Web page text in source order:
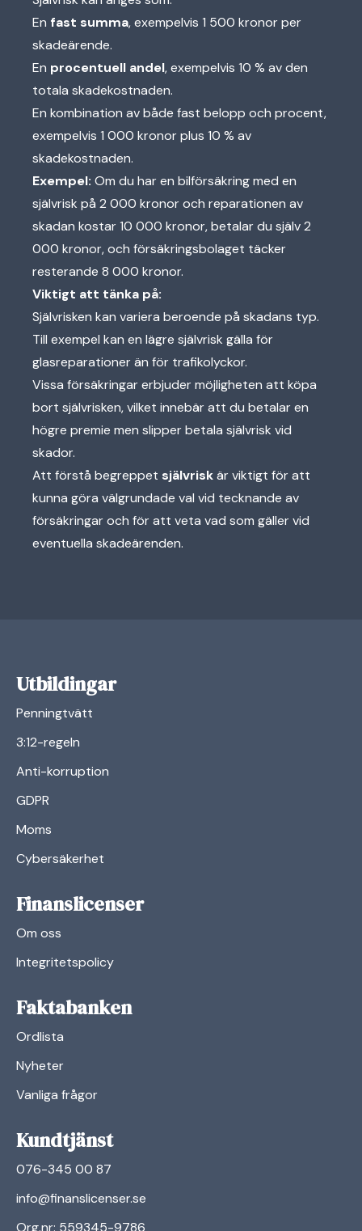
En fast summa, exempelvis 1 500 kronor per
skadeärende.
En procentuell andel, exempelvis 10 % av den
totala skadekostnaden.
En kombination av både fast belopp och procent,
exempelvis 1 000 kronor plus 10 % av
skadekostnaden.
Exempel: Om du har en bilförsäkring med en
självrisk på 2 000 kronor och reparationen av
skadan kostar 10 000 kronor, betalar du själv 2
000 kronor, och försäkringsbolaget täcker
resterande 8 000 kronor.
Viktigt att tänka på:
Självrisken kan variera beroende på skadans typ.
Till exempel kan en lägre självrisk gälla för
glasreparationer än för trafikolyckor.
Vissa försäkringar erbjuder möjligheten att köpa
bort självrisken, vilket innebär att du betalar en
högre premie men slipper betala självrisk vid
skador.
Att förstå begreppet självriskär viktigt för att
kunna göra välgrundade val vid tecknande av
försäkringar och för att veta vad som gäller vid
eventuella skadeärenden.
Utbildingar
Penningtvätt
3:12-regeln
Anti-korruption
GDPR
Moms
Cybersäkerhet
Finanslicenser
Om oss
Integritetspolicy
Faktabanken
Ordlista
Nyheter
Vanliga frågor
Kundtjänst
076-345 00 87
info@finanslicenser.se
Org.nr: 559345-9786